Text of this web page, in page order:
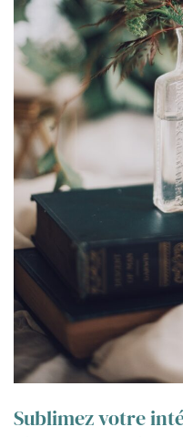
Sublimez votre